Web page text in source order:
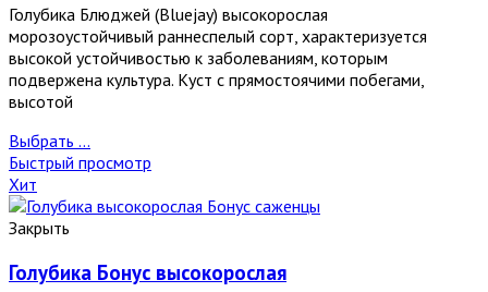
Голубика Блюджей (Bluejay) высокорослая
морозоустойчивый раннеспелый сорт, характеризуется
высокой устойчивостью к заболеваниям, которым
подвержена культура. Куст с прямостоячими побегами,
высотой
Выбрать ...
Быстрый просмотр
Хит
Закрыть
Голубика Бонус высокорослая